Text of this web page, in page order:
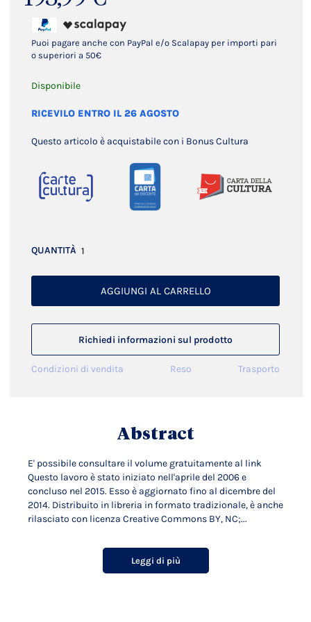
Puoi pagare anche con PayPal e/o Scalapay per importi pari
o superiori a 50€
Disponibile
RICEVILO ENTRO IL 26 AGOSTO
Questo articolo è acquistabile con i Bonus Cultura
QUANTITÀ
AGGIUNGI AL CARRELLO
Richiedi informazioni sul prodotto
Condizioni di vendita Reso Trasporto
Abstract
E' possibile consultare il volume gratuitamente al link
Questo lavoro è stato iniziato nell'aprile del 2006 e
concluso nel 2015. Esso è aggiornato fino al dicembre del
2014. Distribuito in libreria in formato tradizionale, è anche
rilasciato con licenza Creative Commons BY, NC;...
Leggi di più